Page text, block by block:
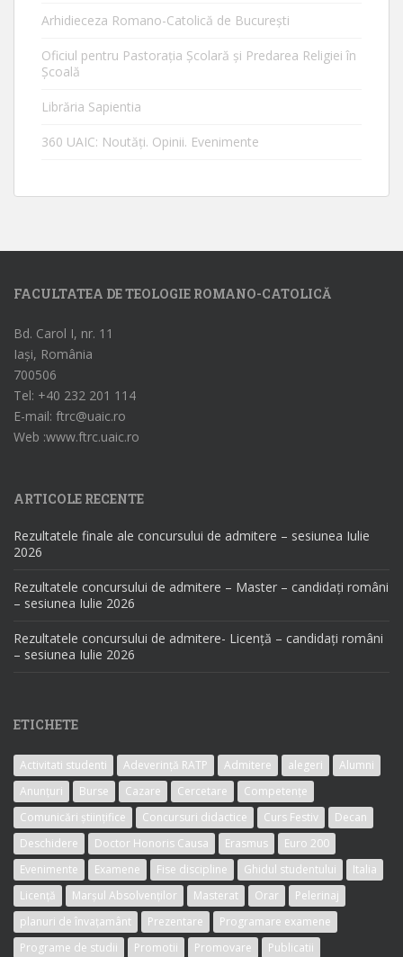
Arhidieceza Romano-Catolică de Bucureşti
Oficiul pentru Pastorația Școlară și Predarea Religiei în
Școală
Librăria Sapientia
360 UAIC: Noutăţi. Opinii. Evenimente
FACULTATEA DE TEOLOGIE ROMANO-CATOLICĂ
Bd. Carol I, nr. 11
Iași, România
700506
Tel: +40 232 201 114
E-mail: ftrc@uaic.ro
Web :www.ftrc.uaic.ro
ARTICOLE RECENTE
Rezultatele finale ale concursului de admitere – sesiunea Iulie
2026
Rezultatele concursului de admitere – Master – candidați români
– sesiunea Iulie 2026
Rezultatele concursului de admitere- Licență – candidați români
– sesiunea Iulie 2026
ETICHETE
Activitati studenti Adeverință RATP Admitere alegeri
Alumni
Anunțuri
Burse Cazare Cercetare
Competențe
Comunicări științifice
Concursuri didactice Curs Festiv
Decan
Deschidere
Doctor Honoris Causa Erasmus
Euro 200
Evenimente
Examene Fise discipline Ghidul studentului
Italia
Licență
Marșul Absolvenților Masterat Orar
Pelerinaj
planuri de învațamânt
Prezentare
Programare examene
Programe de studii
Promotii Promovare Publicatii